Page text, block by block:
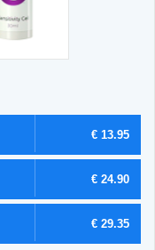
€ 13.95
€ 24.90
€ 29.35